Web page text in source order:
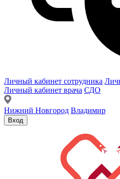
Личный кабинет сотрудника
Личный кабинет врача СДО
Нижний Новгород Владимир
Вход